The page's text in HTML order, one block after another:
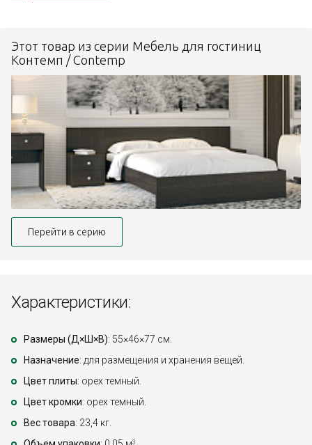
Этот товар из серии Мебель для гостиниц
Контемп / Contemp
Перейти в серию
Характеристики:
Размеры (Д×Ш×В): 55×46×77 см.
Назначение: для размещения и хранения вещей.
Цвет плиты: орех темный.
Цвет кромки: орех темный.
Вес товара: 23,4 кг.
3